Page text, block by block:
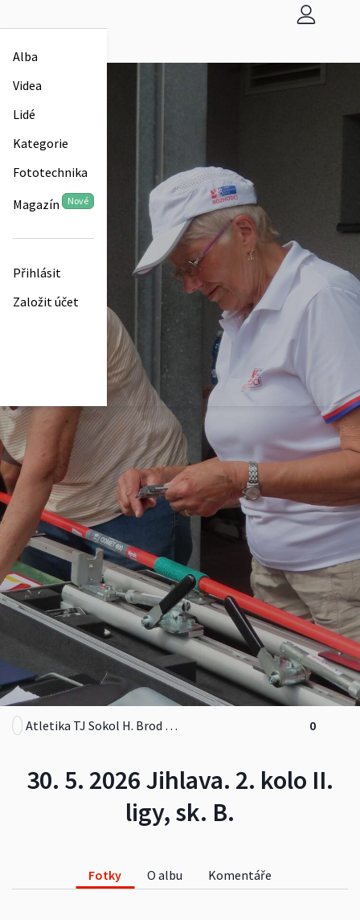
Alba
Videa
Lidé
Kategorie
Fototechnika
Magazín Nové
Přihlásit
Založit účet
30. 5. 2026 Jihlava. 2. kolo II.
ligy, sk. B.
Atletika TJ Sokol H. Brod (2010 - 2021 TJ Jiskra H. Brod)) 0
Fotky O albu Komentáře